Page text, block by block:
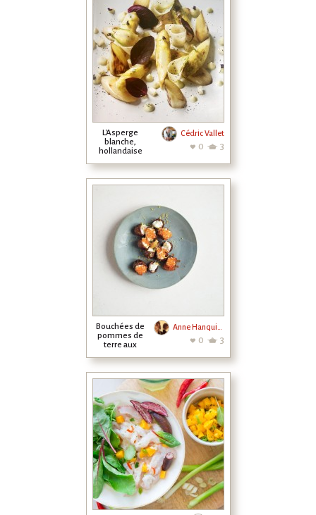
L'Asperge
blanche,
hollandaise
citron caviar...
Cédric Vallet
0 3
Bouchées de
pommes de
terre aux
saumon
Anne Hanquiez
0 3